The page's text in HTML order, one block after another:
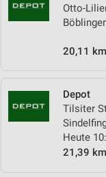
Otto-
20,11 km
Depot
Tilsiter
Heute
21,39 km